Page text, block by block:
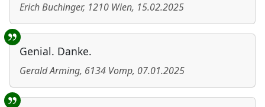
Erich Buchinger, 1210 Wien, 15.02.2025
Genial. Danke.
Gerald Arming, 6134 Vomp, 07.01.2025